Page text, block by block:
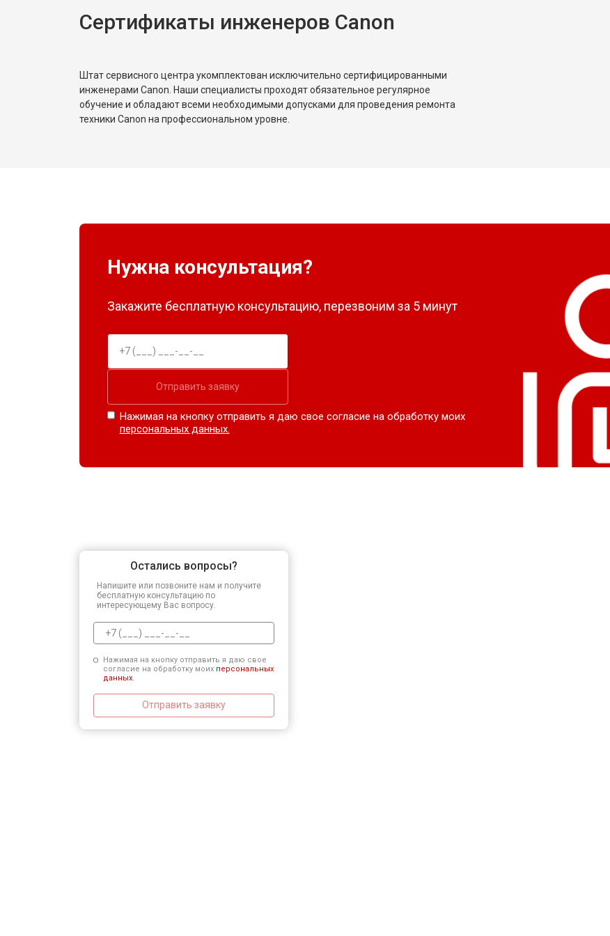
Сертификаты инженеров Canon
Штат сервисного центра укомплектован исключительно сертифицированными
инженерами Canon. Наши специалисты проходят обязательное регулярное
обучение и обладают всеми необходимыми допусками для проведения ремонта
техники Canon на профессиональном уровне.
Нужна консультация?
Закажите бесплатную консультацию, перезвоним за 5 минут
Отправить заявку
Нажимая на кнопку отправить я даю свое согласие на обработку моих
персональных данных.
Остались вопросы?
Напишите или позвоните нам и получите
бесплатную консультацию по
интересующему Вас вопросу.
Нажимая на кнопку отправить я даю свое
согласие на обработку моих персональных
данных.
Отправить заявку